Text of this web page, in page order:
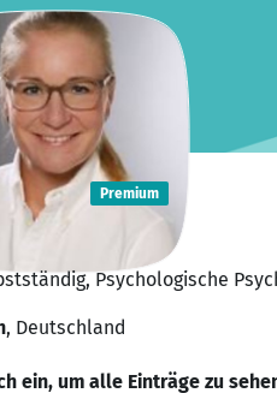
Aug Premium
Projekte. 🔎
Psychologische
, Deutschland
ein, um alle Einträge zu